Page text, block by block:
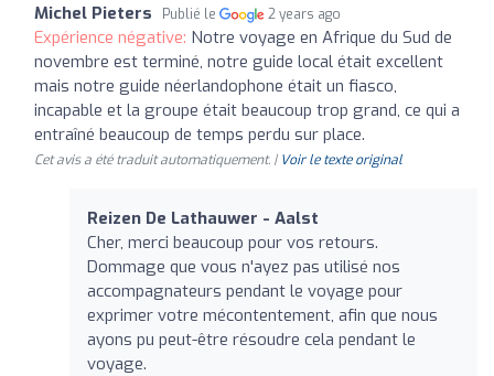
Michel Pieters Publié le 2 years ago
Expérience négative: Notre voyage en Afrique du Sud de
novembre est terminé, notre guide local était excellent
mais notre guide néerlandophone était un fiasco,
incapable et la groupe était beaucoup trop grand, ce qui a
entraîné beaucoup de temps perdu sur place.
Cet avis a été traduit automatiquement. | Voir le texte original
Reizen De Lathauwer - Aalst
Cher, merci beaucoup pour vos retours.
Dommage que vous n'ayez pas utilisé nos
accompagnateurs pendant le voyage pour
exprimer votre mécontentement, afin que nous
ayons pu peut-être résoudre cela pendant le
voyage.